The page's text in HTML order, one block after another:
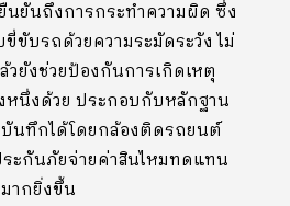
ยันถึงการกระทำความผิด ซึ่ง
ขับรถด้วยความระมัดระวัง ไม่
ยังช่วยป้องกันการเกิดเหตุ
หนึ่งด้วย ประกอบกับหลักฐาน
นทึกได้โดยกล้องติดรถยนต์
ะกันภัยจ่ายค่าสินไหมทดแทน
ากยิ่งขึ้น